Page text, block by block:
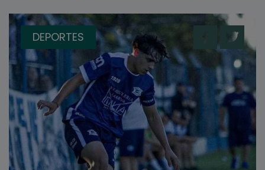
DEPORTES